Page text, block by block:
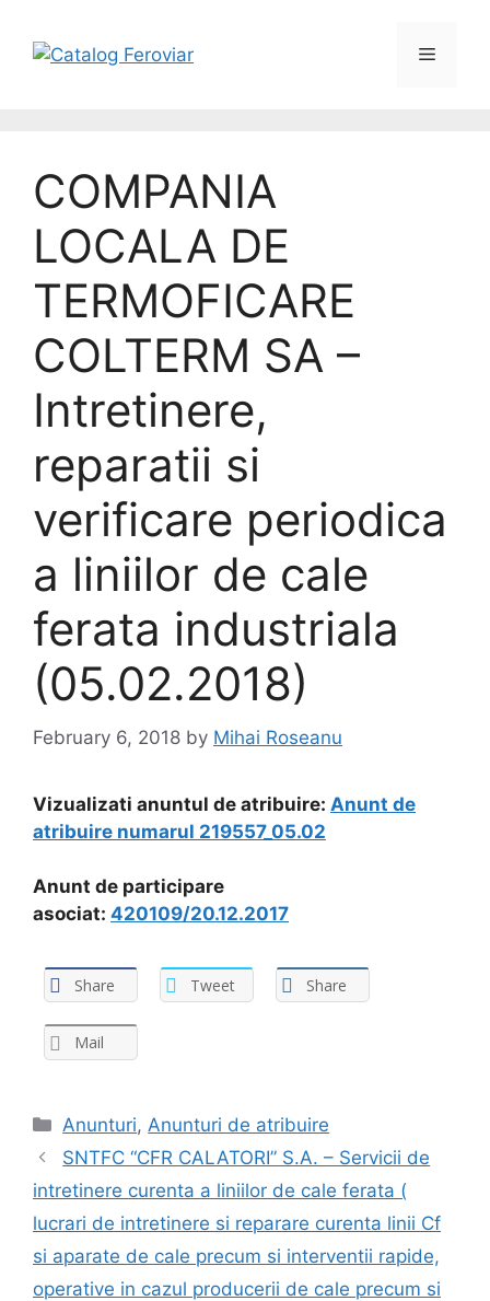
COMPANIA
LOCALA DE
TERMOFICARE
COLTERM SA –
Intretinere,
reparatii si
verificare periodica
a liniilor de cale
ferata industriala
(05.02.2018)
February 6, 2018 by Mihai Roseanu
Vizualizati anuntul de atribuire: Anunt de
atribuire numarul 219557_05.02
Anunt de participare
asociat: 420109/20.12.2017
Share Tweet Share
Mail
Anunturi, Anunturi de atribuire
SNTFC “CFR CALATORI” S.A. – Servicii de
intretinere curenta a liniilor de cale ferata (
lucrari de intretinere si reparare curenta linii Cf
si aparate de cale precum si interventii rapide,
operative in cazul producerii de cale precum si